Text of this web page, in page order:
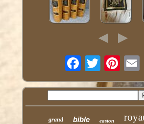
grand bible easton